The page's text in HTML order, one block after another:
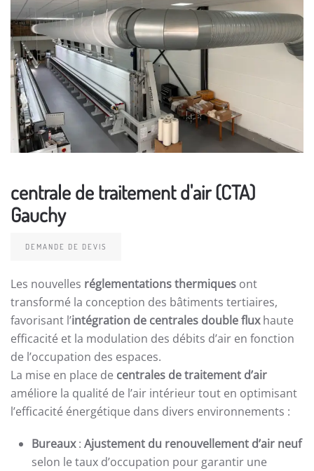
centrale de traitement d'air (CTA)
Gauchy
DEMANDE DE DEVIS
Les nouvelles réglementations thermiques ont
transformé la conception des bâtiments tertiaires,
favorisant l’intégration de centrales double fluxhaute
efficacité et la modulation des débits d’air en fonction
de l’occupation des espaces.
La mise en place de centrales de traitement d’air
améliore la qualité de l’air intérieur tout en optimisant
l’efficacité énergétique dans divers environnements :
Bureaux: Ajustement du renouvellement d’air neuf
selon le taux d’occupation pour garantir une